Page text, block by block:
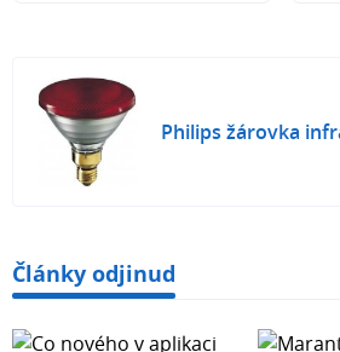
Philips žárovka
Články odjinud